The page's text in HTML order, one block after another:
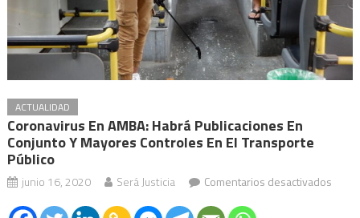
ACTUALIDAD
Coronavirus En AMBA: Habrá Publicaciones En
Conjunto Y Mayores Controles En El Transporte
Público
junio 16, 2020 Será Justicia Comentarios desactivadosen